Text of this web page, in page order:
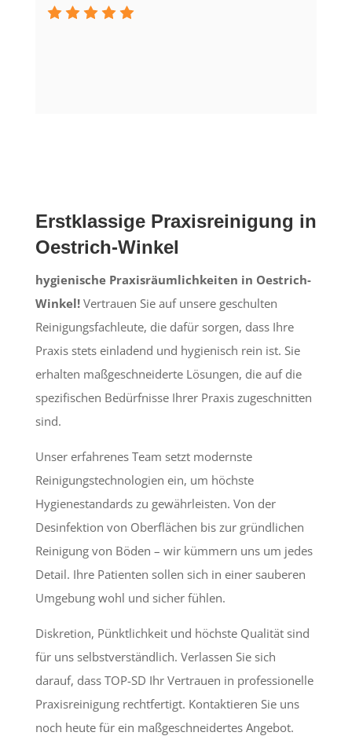
Erstklassige Praxisreinigung in
Oestrich-Winkel
hygienische Praxisräumlichkeiten in Oestrich-
Winkel!Vertrauen Sie auf unsere geschulten
Reinigungsfachleute, die dafür sorgen, dass Ihre
Praxis stets einladend und hygienisch rein ist. Sie
erhalten maßgeschneiderte Lösungen, die auf die
spezifischen Bedürfnisse Ihrer Praxis zugeschnitten
sind.
Unser erfahrenes Team setzt modernste
Reinigungstechnologien ein, um höchste
Hygienestandards zu gewährleisten. Von der
Desinfektion von Oberflächen bis zur gründlichen
Reinigung von Böden – wir kümmern uns um jedes
Detail. Ihre Patienten sollen sich in einer sauberen
Umgebung wohl und sicher fühlen.
Diskretion, Pünktlichkeit und höchste Qualität sind
für uns selbstverständlich. Verlassen Sie sich
darauf, dass TOP-SD Ihr Vertrauen in professionelle
Praxisreinigung rechtfertigt. Kontaktieren Sie uns
noch heute für ein maßgeschneidertes Angebot.